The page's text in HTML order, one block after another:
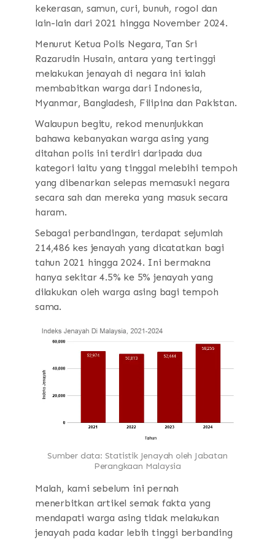
kekerasan, samun, curi, bunuh, rogol dan
lain-lain dari 2021 hingga November 2024.
Menurut Ketua Polis Negara, Tan Sri
Razarudin Husain, antara yang tertinggi
melakukan jenayah di negara ini ialah
membabitkan warga dari Indonesia,
Myanmar, Bangladesh, Filipina dan Pakistan.
Walaupun begitu, rekod menunjukkan
bahawa kebanyakan warga asing yang
ditahan polis ini terdiri daripada dua
kategori iaitu yang tinggal melebihi tempoh
yang dibenarkan selepas memasuki negara
secara sah dan mereka yang masuk secara
haram.
Sebagai perbandingan, terdapat sejumlah
214,486 kes jenayah yang dicatatkan bagi
tahun 2021 hingga 2024. Ini bermakna
hanya sekitar 4.5% ke 5% jenayah yang
dilakukan oleh warga asing bagi tempoh
sama.
Sumber data: Statistik Jenayah oleh Jabatan
Perangkaan Malaysia
Malah, kami sebelum ini pernah
menerbitkan artikel semak fakta yang
mendapati warga asing tidak melakukan
jenayah pada kadar lebih tinggi berbanding